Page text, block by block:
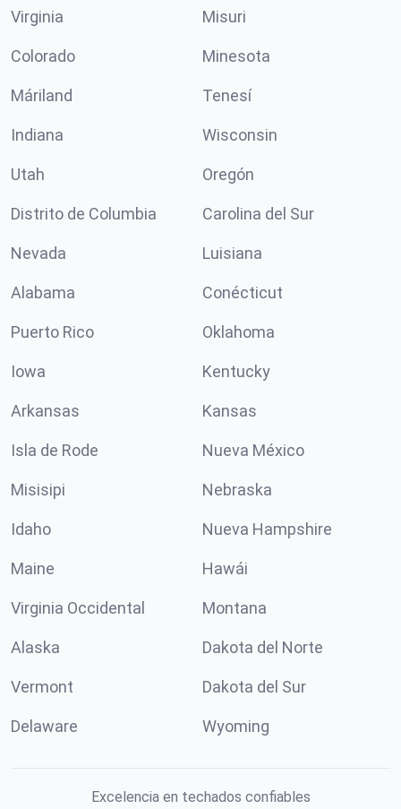
Virginia Misuri
Colorado Minesota
Máriland Tenesí
Indiana Wisconsin
Utah Oregón
Distrito de Columbia Carolina del Sur
Nevada Luisiana
Alabama Conécticut
Puerto Rico Oklahoma
Iowa Kentucky
Arkansas Kansas
Isla de Rode Nueva México
Misisipi Nebraska
Idaho Nueva Hampshire
Maine Hawái
Virginia Occidental Montana
Alaska Dakota del Norte
Vermont Dakota del Sur
Delaware Wyoming
Excelencia en techados confiables